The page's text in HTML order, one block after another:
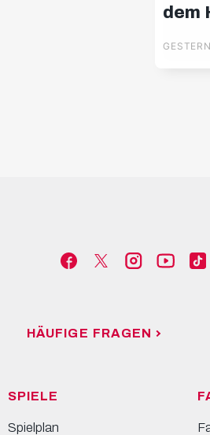
dem
der
GESTERN
HÄUFIGE FRAGEN
SPIELE
Spielplan